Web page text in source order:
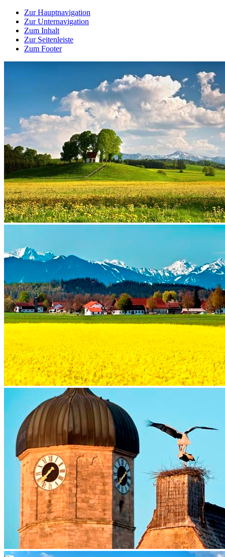
Zur Hauptnavigation
Zur Unternavigation
Zum Inhalt
Zur Seitenleiste
Zum Footer